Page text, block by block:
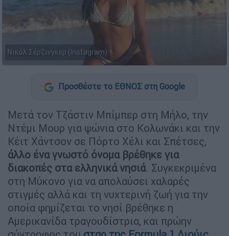
Νικόλ Σέρζινγκερ (Instagram)
Προσθέστε το ΕΘΝΟΣ στη Google
Μετά τον Τζάστιν Μπίμπερ στη Μήλο, την
Ντέμι Μουρ για ψώνια στο Κολωνάκι και την
Κέιτ Χάντσον σε Πόρτο Χέλι και Σπέτσες,
άλλο ένα γνωστό όνομα βρέθηκε για
διακοπές στα ελληνικά νησιά. Συγκεκριμένα
στη Μύκονο για να απολαύσει χαλαρές
στιγμές αλλά και τη νυχτερινή ζωή για την
οποία φημίζεται το νησί βρέθηκε η
Αμερικανίδα τραγουδίστρια, και πρώην